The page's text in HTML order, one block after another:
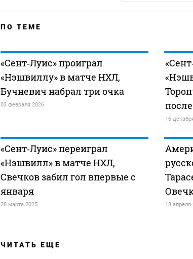
ПО ТЕМЕ
«Сент‑Луис» проиграл
«Нэшвиллу» в матче НХЛ,
Бучневич набрал три очка
03 февраля 2026
16
«Сент‑Луис» переиграл
«Нэшвилл» в матче НХЛ,
Свечков забил гол впервые с
января
28 марта 2025 18 апреля
ЧИТАТЬ ЕЩЕ